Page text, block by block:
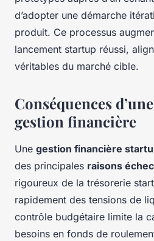
d’adopter une démarche
produit. Ce processus
lancement startup réussi,
véritables du marché cible.
Conséquences
gestion financière
Une gestion financière
des principales raisons
rigoureux de la trésorerie
rapidement des tensions de
contrôle budgétaire limite la
besoins en fonds de